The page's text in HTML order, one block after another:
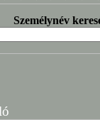
Személynév